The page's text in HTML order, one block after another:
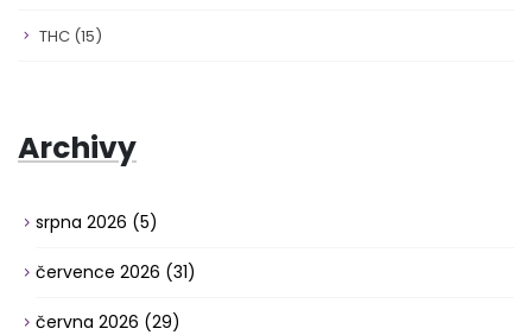
THC (15)
Archivy
srpna 2026 (5)
července 2026 (31)
června 2026 (29)